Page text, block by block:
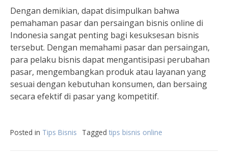
Dengan demikian, dapat disimpulkan bahwa
pemahaman pasar dan persaingan bisnis online di
Indonesia sangat penting bagi kesuksesan bisnis
tersebut. Dengan memahami pasar dan persaingan,
para pelaku bisnis dapat mengantisipasi perubahan
pasar, mengembangkan produk atau layanan yang
sesuai dengan kebutuhan konsumen, dan bersaing
secara efektif di pasar yang kompetitif.
Posted in Tips Bisnis Tagged tips bisnis online